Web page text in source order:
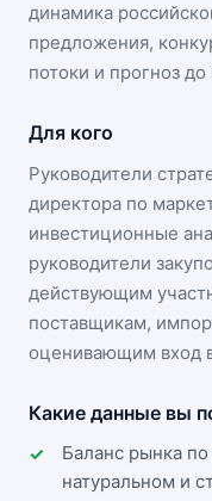
динамика
предложения,
потоки и прогноз
Для кого
Руководители
директора по
инвестиционные
руководители
действующим
поставщикам,
оценивающим вход
Какие данные вы
Баланс рынка
натуральном и